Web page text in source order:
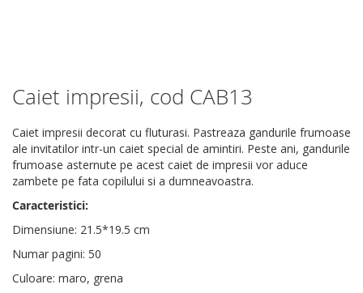
Caiet impresii, cod CAB13
Caiet impresii decorat cu fluturasi. Pastreaza gandurile frumoase
ale invitatilor intr-un caiet special de amintiri. Peste ani, gandurile
frumoase asternute pe acest caiet de impresii vor aduce
zambete pe fata copilului si a dumneavoastra.
Caracteristici:
Dimensiune: 21.5*19.5 cm
Numar pagini: 50
Culoare: maro, grena
Skip
to
beginning
of
the
images
gallery